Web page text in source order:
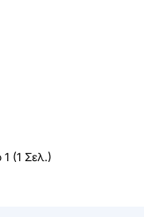
(1 Σελ.)